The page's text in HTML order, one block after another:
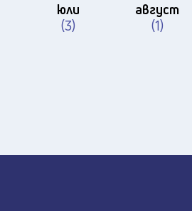
юли
(3)
август
(1)